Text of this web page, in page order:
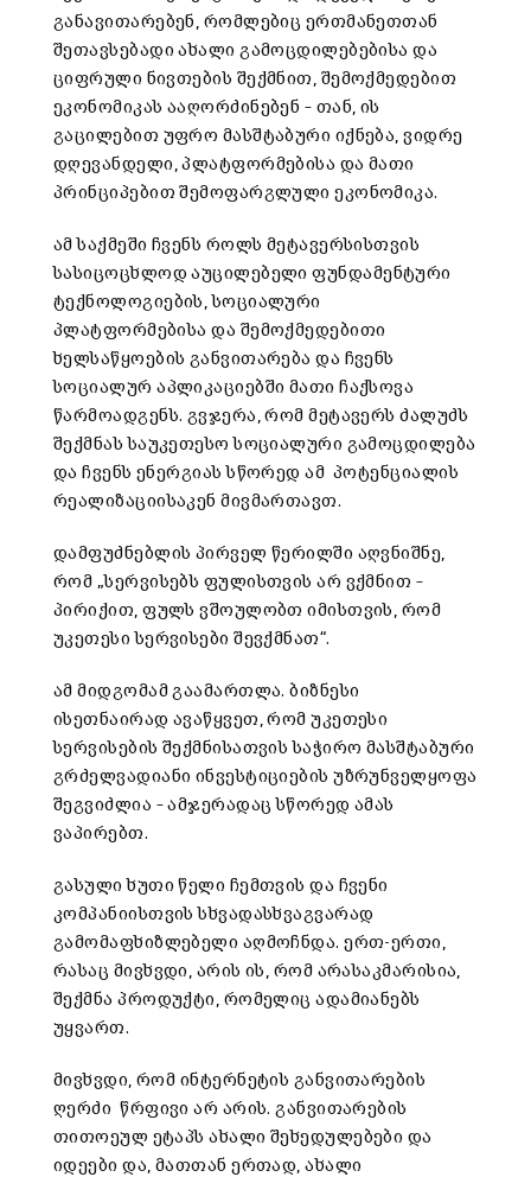
განავითარებენ, რომლებიც ერთმანეთთან
შეთავსებადი ახალი გამოცდილებებისა და
ციფრული ნივთების შექმნით, შემოქმედებით
ეკონომიკას ააღორძინებენ – თან, ის
გაცილებით უფრო მასშტაბური იქნება, ვიდრე
დღევანდელი, პლატფორმებისა და მათი
პრინციპებით შემოფარგლული ეკონომიკა.
ამ საქმეში ჩვენს როლს მეტავერსისთვის
სასიცოცხლოდ აუცილებელი ფუნდამენტური
ტექნოლოგიების, სოციალური
პლატფორმებისა და შემოქმედებითი
ხელსაწყოების განვითარება და ჩვენს
სოციალურ აპლიკაციებში მათი ჩაქსოვა
წარმოადგენს. გვჯერა, რომ მეტავერს ძალუძს
შექმნას საუკეთესო სოციალური გამოცდილება
და ჩვენს ენერგიას სწორედ ამ პოტენციალის
რეალიზაციისაკენ მივმართავთ.
დამფუძნებლის პირველ წერილში აღვნიშნე,
რომ „სერვისებს ფულისთვის არ ვქმნით –
პირიქით, ფულს ვშოულობთ იმისთვის, რომ
უკეთესი სერვისები შევქმნათ“.
ამ მიდგომამ გაამართლა. ბიზნესი
ისეთნაირად ავაწყვეთ, რომ უკეთესი
სერვისების შექმნისათვის საჭირო მასშტაბური
გრძელვადიანი ინვესტიციების უზრუნველყოფა
შეგვიძლია – ამჯერადაც სწორედ ამას
ვაპირებთ.
გასული ხუთი წელი ჩემთვის და ჩვენი
კომპანიისთვის სხვადასხვაგვარად
გამომაფხიზლებელი აღმოჩნდა. ერთ-ერთი,
რასაც მივხვდი, არის ის, რომ არასაკმარისია,
შექმნა პროდუქტი, რომელიც ადამიანებს
უყვართ.
მივხვდი, რომ ინტერნეტის განვითარების
ღერძი წრფივი არ არის. განვითარების
თითოეულ ეტაპს ახალი შეხედულებები და
იდეები და, მათთან ერთად, ახალი